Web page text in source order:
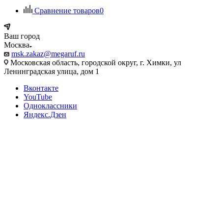
Сравнение товаров0
Ваш город
Москва
msk.zakaz@megaruf.ru
Московская область, городской округ, г. Химки, ул
Ленинградская улица, дом 1
Вконтакте
YouTube
Одноклассники
Яндекс.Дзен